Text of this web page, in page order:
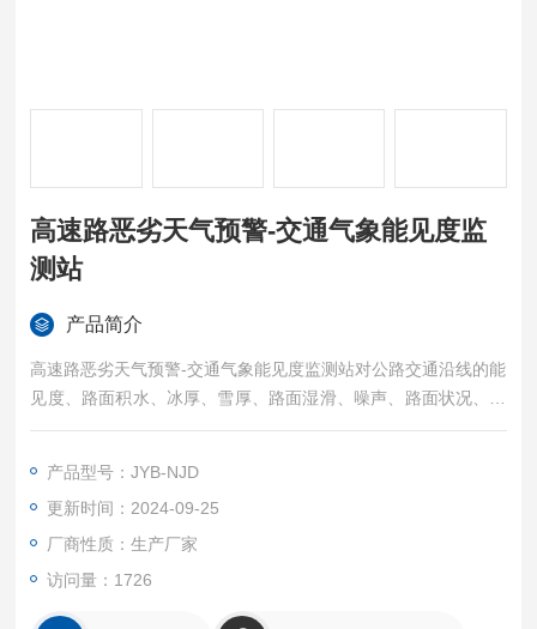
高速路恶劣天气预警-交通气象能见度监
测站
产品简介
高速路恶劣天气预警-交通气象能见度监测站对公路交通沿线的能
见度、路面积水、冰厚、雪厚、路面湿滑、噪声、路面状况、风
向、风速、大气压力、气温、湿度、雨量、地下深层土壤墒情等
系统参考。在恶劣气象条件下能及时发出警示信息，以多种方式
告知管理人员和驾驶员，以提高高速公路的安全行车水平。
产品型号：JYB-NJD
更新时间：2024-09-25
厂商性质：生产厂家
访问量：1726